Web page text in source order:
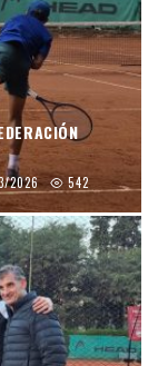
2026 542